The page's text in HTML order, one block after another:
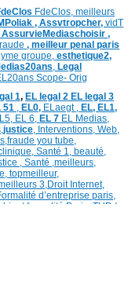
FdeClos, meilleurs
, Assvtropcher, vidT
AssurvieMediaschoisir ,
, meilleur penal paris
groupe, esthetique2,
, Legal
Scope- Orig
1, EL legal 2 EL legal 3
51 , EL0, ELaegt , EL, EL1,
EL 6, EL 7 EL Medias,
justice, Interventions, Web,
,fraude you tube,
, Santé 1, beauté,
, Santé ,meilleurs,
topmeilleur,
3,Droit Internet,
d’entreprise paris,
formalité Paris, TUP (